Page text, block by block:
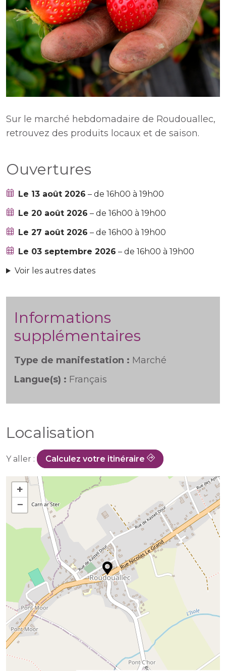
Sur le marché hebdomadaire de Roudouallec,
retrouvez des produits locaux et de saison.
Ouvertures
Le 13 août 2026 – de 16h00 à 19h00
Le 20 août 2026 – de 16h00 à 19h00
Le 27 août 2026 – de 16h00 à 19h00
Le 03 septembre 2026 – de 16h00 à 19h00
Voir les autres dates
Informations
supplémentaires
Type de manifestation : Marché
Langue(s) : Français
Localisation
Y aller : Calculez votre itinéraire
+
−